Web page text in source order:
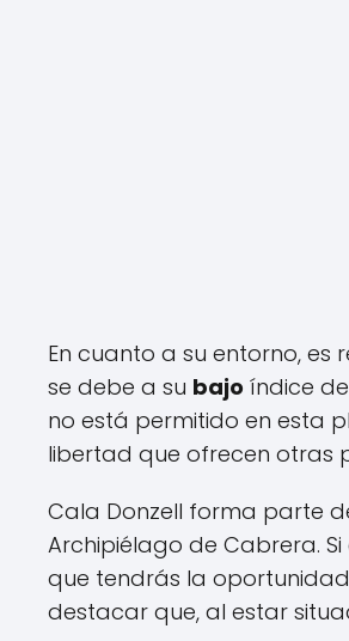
En cuanto a su entorno,
se debe a su bajo índice
no está permitido en esta
libertad que ofrecen otras
Cala Donzell forma parte
Archipiélago de Cabrera.
que tendrás la
destacar que, al estar